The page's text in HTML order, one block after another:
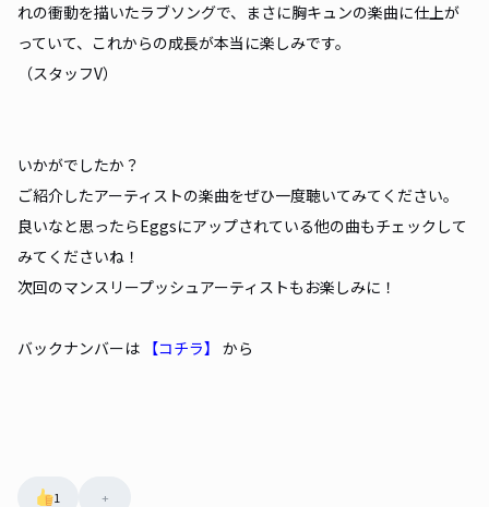
れの衝動を描いたラブソングで、まさに胸キュンの楽曲に仕上が
っていて、これからの成長が本当に楽しみです。
（スタッフV）
いかがでしたか？
ご紹介したアーティストの楽曲をぜひ一度聴いてみてください。
良いなと思ったらEggsにアップされている他の曲もチェックして
みてくださいね！
次回のマンスリープッシュアーティストもお楽しみに！
バックナンバーは 【コチラ】 から
1 +